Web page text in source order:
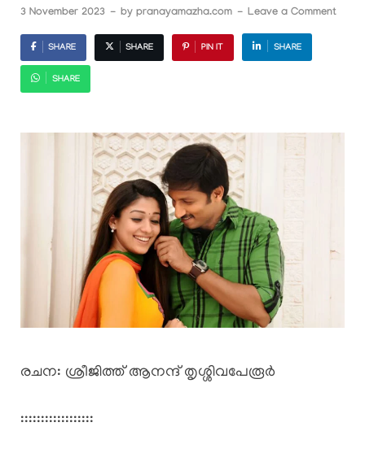
3 November 2023 - by pranayamazha.com - Leave a Comment
SHARE SHARE PIN IT SHARE
SHARE
രചന: ശ്രീജിത്ത്‌ ആനന്ദ് തൃശ്ശിവപേരൂർ
::::::::::::::::::